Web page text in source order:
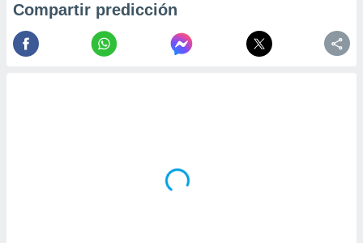
Compartir predicción